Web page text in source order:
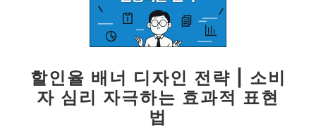
할인율 배너 디자인 전략 | 소비
자 심리 자극하는 효과적 표현
법